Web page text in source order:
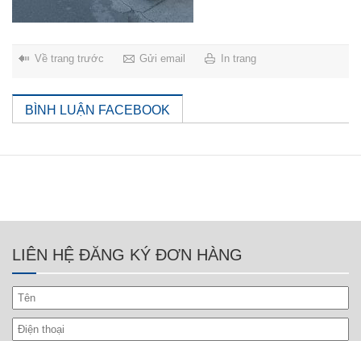
Về trang trước Gửi email In trang
BÌNH LUẬN FACEBOOK
LIÊN HỆ ĐĂNG KÝ ĐƠN HÀNG